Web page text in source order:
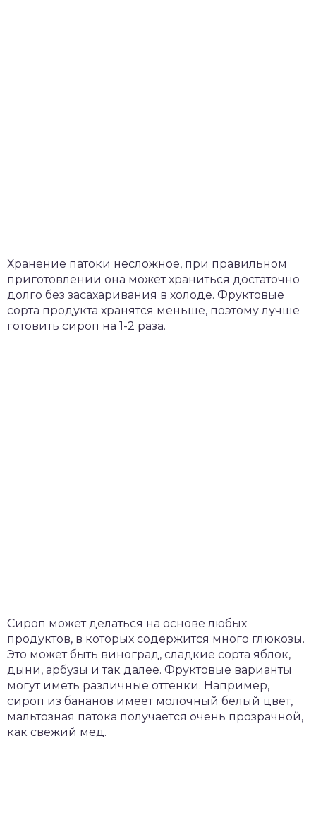
Хранение патоки несложное, при правильном
приготовлении она может храниться достаточно
долго без засахаривания в холоде. Фруктовые
сорта продукта хранятся меньше, поэтому лучше
готовить сироп на 1-2 раза.
Сироп может делаться на основе любых
продуктов, в которых содержится много глюкозы.
Это может быть виноград, сладкие сорта яблок,
дыни, арбузы и так далее. Фруктовые варианты
могут иметь различные оттенки. Например,
сироп из бананов имеет молочный белый цвет,
мальтозная патока получается очень прозрачной,
как свежий мед.